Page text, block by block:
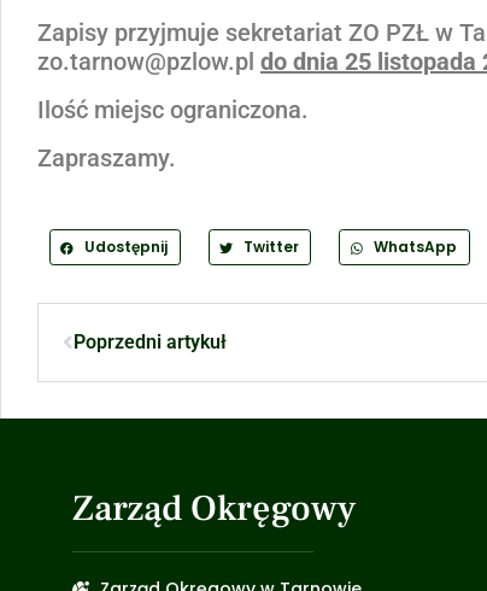
Zapisy przyjmuje sekretariat ZO PZŁ w
zo.tarnow@pzlow.pl do dnia 25 listopada
Ilość miejsc ograniczona.
Zapraszamy.
Udostępnij Twitter WhatsApp
Poprzedni artykuł
Zarząd Okręgowy